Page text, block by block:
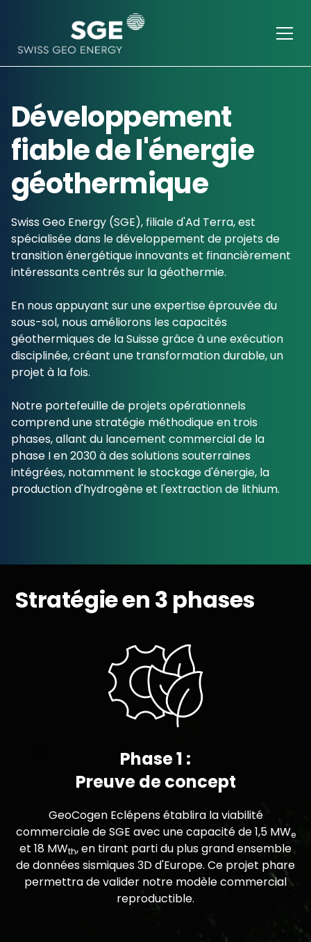
Développement
fiable de l'énergie
géothermique
Swiss Geo Energy (SGE), filiale d'Ad Terra, est
spécialisée dans le développement de projets de
transition énergétique innovants et financièrement
intéressants centrés sur la géothermie.
En nous appuyant sur une expertise éprouvée du
sous-sol, nous améliorons les capacités
géothermiques de la Suisse grâce à une exécution
disciplinée, créant une transformation durable, un
projet à la fois.
Notre portefeuille de projets opérationnels
comprend une stratégie méthodique en trois
phases, allant du lancement commercial de la
phase I en 2030 à des solutions souterraines
intégrées, notamment le stockage d'énergie, la
production d'hydrogène et l'extraction de lithium.
Stratégie en 3 phases
Phase 1 :
Preuve de concept
GeoCogen Eclépens établira la viabilité
commerciale de SGE avec une capacité de 1,5 MWe
et 18 MWth, en tirant parti du plus grand ensemble
de données sismiques 3D d'Europe. Ce projet phare
permettra de valider notre modèle commercial
reproductible.